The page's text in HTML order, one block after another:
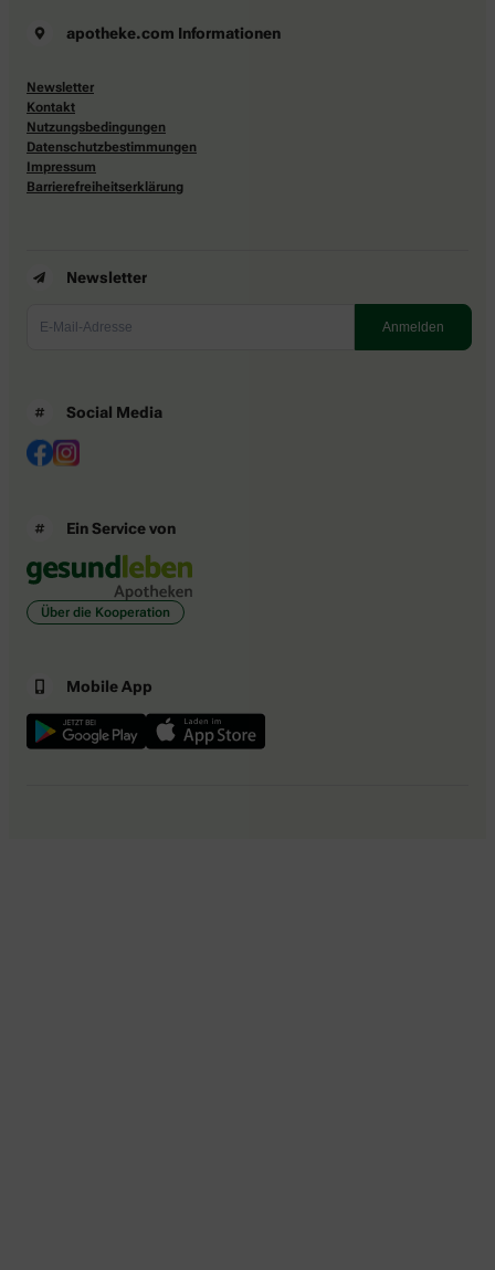
apotheke.com Informationen
Newsletter
Kontakt
Nutzungsbedingungen
Datenschutzbestimmungen
Impressum
Barrierefreiheitserklärung
Newsletter
Social Media
Ein Service von
Über die Kooperation
Mobile App